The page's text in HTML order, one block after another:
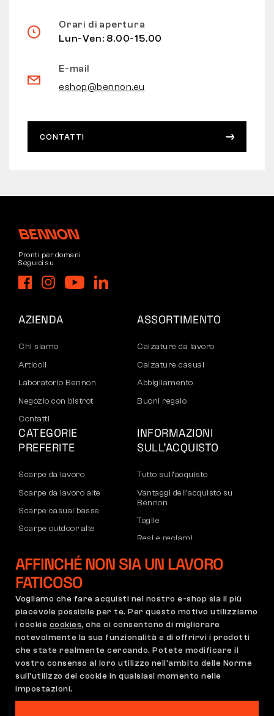
Orari di apertura
Lun-Ven: 8.00-15.00
E-mail
eshop@bennon.eu
CONTATTI
Pronti per domani
Seguici su
AZIENDA
Chi siamo
Articoli
Laboratorio Bennon
Negozio con bistrot
Contatti
ASSORTIMENTO
Calzature da lavoro
Calzature casual
Abbigliamento
Buoni regalo
CATEGORIE
PREFERITE
Scarpe da lavoro
Scarpe da lavoro alte
Scarpe casual basse
Scarpe outdoor alte
Felpe
INFORMAZIONI
SULL’ACQUISTO
Tutto sull’acquisto
Vantaggi dell’acquisto su
Bennon
Taglie
Resi e reclami
Trasporto e pagamento
Reclami e garanzia
Condizioni Generali
Regolamento di Reclamo
Impostazioni dei cookie
GDPR
Italia | Italiano
AFFINCHÉ NON SIA UN LAVORO
FATICOSO
Vogliamo che fare acquisti nel nostro e-shop sia il più
piacevole possibile per te. Per questo motivo utilizziamo
i cookie cookies, che ci consentono di migliorare
notevolmente la sua funzionalità e di offrirvi i prodotti
che state realmente cercando. Potete modificare il
vostro consenso al loro utilizzo nell'ambito delle Norme
sull'utilizzo dei cookie in qualsiasi momento nelle
impostazioni.